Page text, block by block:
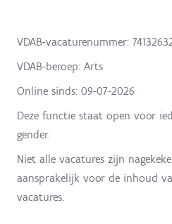
VDAB-vacaturenummer:
VDAB-beroep: Arts
Online sinds: 09-07-2026
Deze functie staat open voor
gender.
Niet alle vacatures zijn
aansprakelijk voor de inhoud
vacatures.